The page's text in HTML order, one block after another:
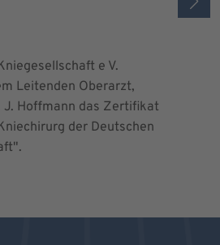
e V.
Leitenden Oberarzt,
J. Hoffmann das Zertifikat
der Deutschen